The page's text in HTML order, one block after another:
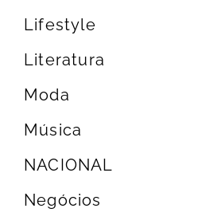
Lifestyle
Literatura
Moda
Música
NACIONAL
Negócios